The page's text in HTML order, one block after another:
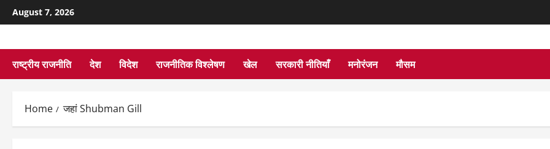
August 7, 2026
राष्ट्रीय राजनीति देश विदेश राजनीतिक विश्लेषण खेल सरकारी नीतियाँ मनोरंजन मौसम
Home जहां Shubman Gill